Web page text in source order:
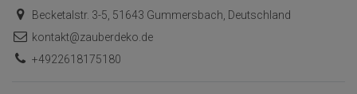
Becketalstr. 3-5, 51643 Gummersbach, Deutschland
kontakt@zauberdeko.de
+4922618175180